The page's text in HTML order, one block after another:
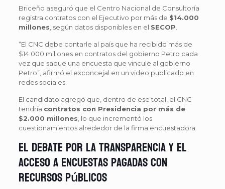
Briceño aseguró que el Centro Nacional de Consultoría
registra contratos con el Ejecutivo por más de $14.000
millones , según datos disponibles en el SECOP
“El CNC debe contarle al país que ha recibido más de
$14.000 millones en contratos del gobierno Petro cada
vez que saque una encuesta que vincule al gobierno
Petro”, afirmó el exconcejal en un video publicado en
redes sociales.
El candidato agregó que, dentro de ese total, el CNC
tendría contratos con Presidencia por más de
$2.000 millones , lo que incrementó los
cuestionamientos alrededor de la firma encuestadora.
El debate por la transparencia y el
acceso a encuestas pagadas con
recursos públicos